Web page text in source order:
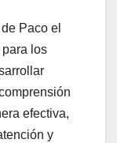
Paco el
los
efectiva,
y